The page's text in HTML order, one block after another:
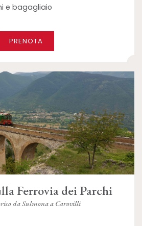
e bagagliaio
PRENOTA
Ferrovia dei Parchi
da Sulmona a Carovilli